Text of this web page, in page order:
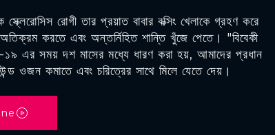
রোগী তার প্রয়াত বাবার বক্সিং খেলাকে গ্রহণ করে
করতে এবং অন্তর্নিহিত শান্তি খুঁজে পেতে। "বিবেকী
এর সময় দশ মাসের মধ্যে ধারণ করা হয়, আমাদের প্রধান
ওজন কমাতে এবং চরিত্রের সাথে মিলে যেতে দেয়।